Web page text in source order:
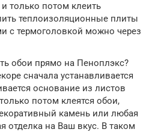
и только потом клеить
теплоизоляционные плиты
с термоголовкой можно через
обои прямо на Пеноплэкс?
сначала устанавливается
основание из листов
потом клеятся обои,
камень или любая
отделка на Ваш вкус. В таком